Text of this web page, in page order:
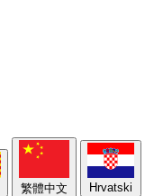
繁體中文 Hrvatski